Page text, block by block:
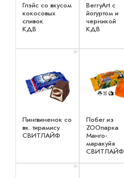
Глэйс со вкусом
кокосовых
сливок
КДВ
BerryArt c
йогуртом и
черникой
КДВ
x 1
Пингвиненок со
вк. тирамису
СВИТЛАЙФ
Побег из
ZOOпарка
Манго-
маракуйя
СВИТЛАЙФ
x 1